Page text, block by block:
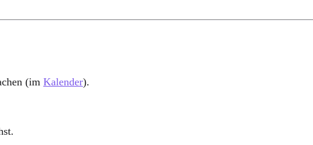
(im Kalender).